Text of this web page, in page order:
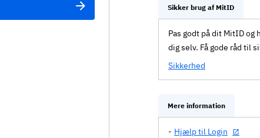
Sikker brug af MitID
Pas godt på dit MitID
dig selv. Få gode råd til
Sikkerhed
Mere information
Hjælp til Login